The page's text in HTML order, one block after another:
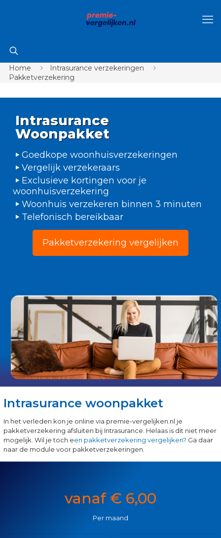
Home
Intrasurance verzekeringen
Pakketverzekering
Intrasurance
Woonpakket
Goedkope woonhuisverzekeringen
Vergelijk verzekeraars
Exclusieve kortingen voor je
woonhuisverzekering
Woonhuis verzekeren binnen 3 minuten
Telefonisch bereikbaar
Pakketverzekering vergelijken
Intrasurance woonpakket
In het verleden kon je online via premie-vergelijken.nl je
pakketverzekering afsluiten bij Intrasurance. Helaas is dit niet meer
mogelijk. Wil je toch een pakketverzekering vergelijken? Ga daar
naar de module voor pakketverzekeringen.
vanaf € 6,00
Per maand